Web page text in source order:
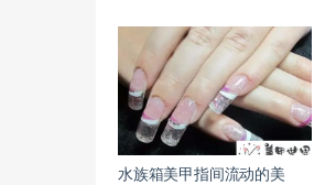
水族箱美甲指间流动的美